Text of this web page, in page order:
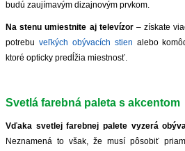
budú zaujímavým dizajnovým prvkom.
Na stenu umiestnite aj televízor – získate
potrebu veľkých obývacích stien alebo
ktoré opticky predĺžia miestnosť.
Svetlá farebná paleta s akcentom
Vďaka svetlej farebnej palete vyzerá
Neznamená to však, že musí pôsobiť